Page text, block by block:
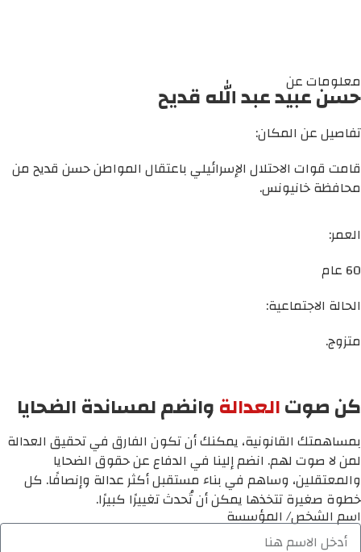
معلومات عن
حسن عبيد عبد الله قديح
تفاصيل عن المكان:
قامت قوات الاحتلال الإسرائيلي باعتقال المواطن حسن قديح من
محافظة خانيونس.
العمر:
60 عام
الحالة الاجتماعية:
متزوج.
كن صوتالعدالةوانضم لمساندة الضحايا
بمساهمتك القانونية، يمكنك أن تكون الفارق في تحقيق العدالة
لمن لا صوت لهم. انضم إلينا في الدفاع عن حقوق الضحايا
والمعتقلين، وساهم في بناء مستقبل أكثر عدالة وإنصافًا. كل
خطوة صغيرة تتخذها يمكن أن تُحدث تغييرًا كبيرًا.
اسم الشخص/ المؤسسة